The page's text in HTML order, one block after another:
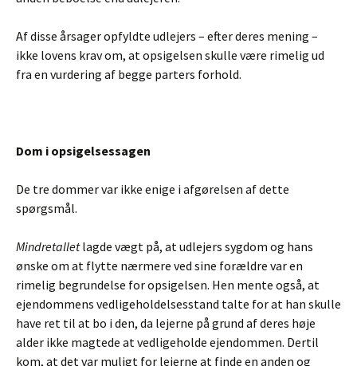
Af disse årsager opfyldte udlejers – efter deres mening –
ikke lovens krav om, at opsigelsen skulle være rimelig ud
fra en vurdering af begge parters forhold.
Dom i opsigelsessagen
De tre dommer var ikke enige i afgørelsen af dette
spørgsmål.
Mindretalletlagde vægt på, at udlejers sygdom og hans
ønske om at flytte nærmere ved sine forældre var en
rimelig begrundelse for opsigelsen. Hen mente også, at
ejendommens vedligeholdelsesstand talte for at han skulle
have ret til at bo i den, da lejerne på grund af deres høje
alder ikke magtede at vedligeholde ejendommen. Dertil
kom, at det var muligt for lejerne at finde en anden og